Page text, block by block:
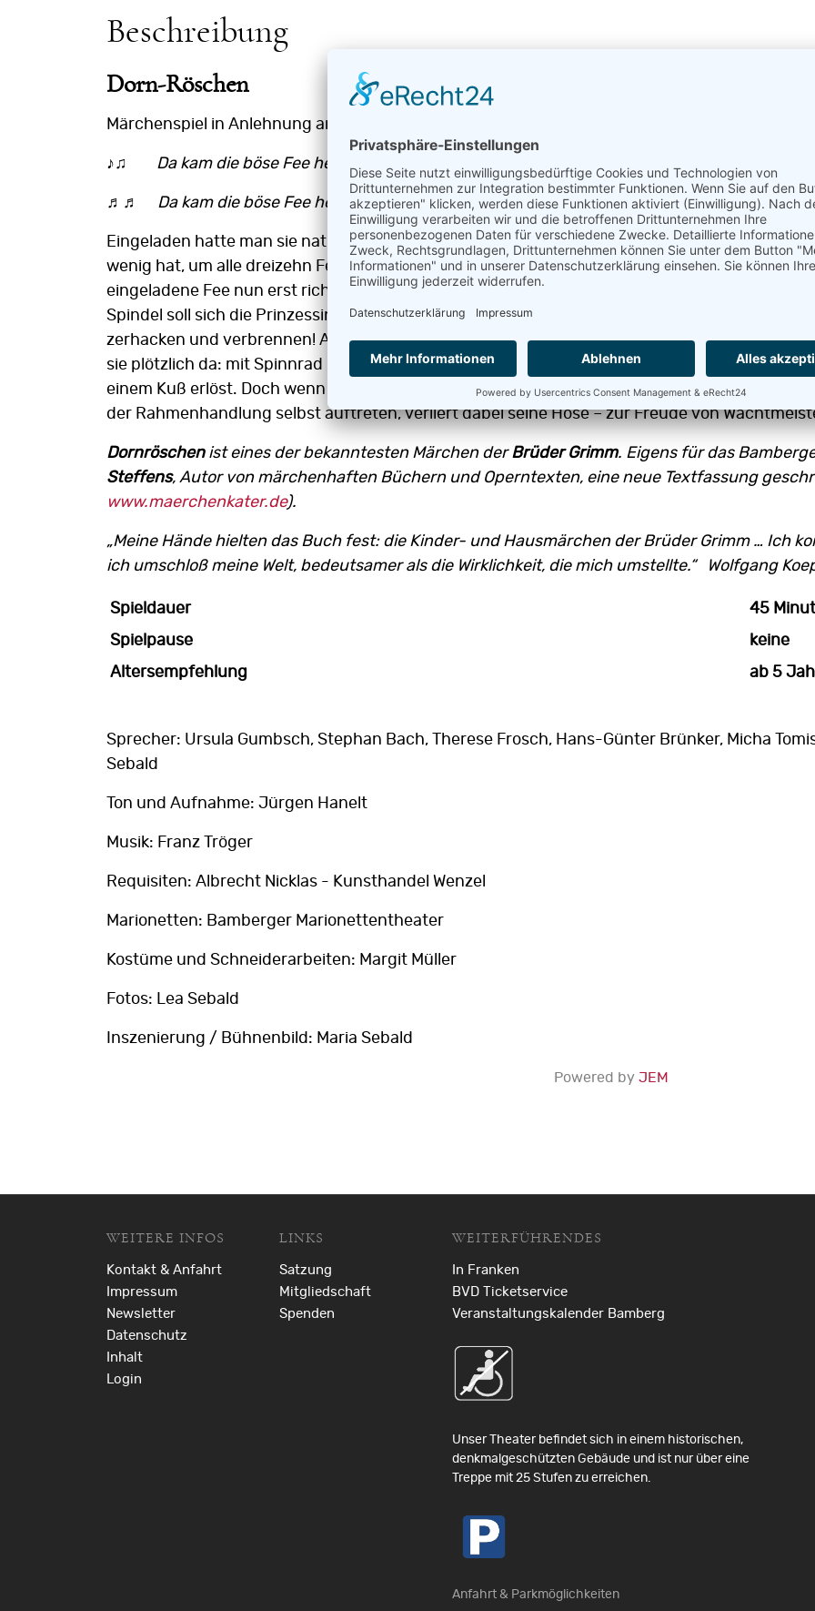
Beschreibung
Dorn-Röschen
Märchenspiel in Anlehnung an die Brüder Grimm von Marec Béla Steffens;
♪♫ Da kam die böse Fee herein, Fee herein, Fee herein,
♬♬ Da kam die böse Fee herein, Fee herein.
Eingeladen hatte man sie natürlich nicht. Ist aber auch zu ärgerlich, wenn man mit seinen
wenig hat, um alle dreizehn Feen aus dem ganzen Königreich einzuladen und sie
eingeladene Fee nun erst richtig böse. Und verwünscht das schöne Kind, dessen Taufe am
Spindel soll sich die Prinzessin totstechen. Das will der König natürlich verhindern. Alle
zerhacken und verbrennen! Aber so einfach gibt sich so eine böse Fee nicht geschlagen.
sie plötzlich da: mit Spinnrad und Spindel. Und Prinzessin Dornröschen wird lange warten
einem Kuß erlöst. Doch wenn der Prinz kommt, was findet er dann? Lauter Schnarchzapfen!
der Rahmenhandlung selbst auftreten, verliert dabei seine Hose – zur Freude von
Dornröschenist eines der bekanntesten Märchen derBrüder Grimm. Eigens für das
Steffens, Autor von märchenhaften Büchern und Operntexten, eine neue Textfassung
www.maerchenkater.de).
„Meine Hände hielten das Buch fest: die Kinder- und Hausmärchen der Brüder Grimm … Ich
ich umschloß meine Welt, bedeutsamer als die Wirklichkeit, die mich umstellte.“ Wolfgang
Spieldauer
45
Spielpause
keine
Altersempfehlung
ab 5
Sprecher: Ursula Gumbsch, Stephan Bach, Therese Frosch, Hans-Günter Brünker, Micha
Sebald
Ton und Aufnahme: Jürgen Hanelt
Musik: Franz Tröger
Requisiten: Albrecht Nicklas - Kunsthandel Wenzel
Marionetten: Bamberger Marionettentheater
Kostüme und Schneiderarbeiten: Margit Müller
Fotos: Lea Sebald
Inszenierung / Bühnenbild: Maria Sebald
Powered by JEM
WEITERE INFOS
Kontakt & Anfahrt
Impressum
Newsletter
Datenschutz
Inhalt
Login
LINKS
Satzung
Mitgliedschaft
Spenden
WEITERFÜHRENDES
In Franken
BVD Ticketservice
Veranstaltungskalender Bamberg
Unser Theater befindet sich in einem historischen,
denkmalgeschützten Gebäude und ist nur über eine
Treppe mit 25 Stufen zu erreichen.
Anfahrt & Parkmöglichkeiten